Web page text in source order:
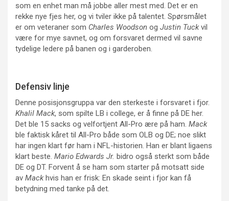
som en enhet man må jobbe aller mest med. Det er en
rekke nye fjes her, og vi tviler ikke på talentet. Spørsmålet
er om veteraner som Charles Woodson og Justin Tuckvil
være for mye savnet, og om forsvaret dermed vil savne
tydelige ledere på banen og i garderoben.
Defensiv linje
Denne posisjonsgruppa var den sterkeste i forsvaret i fjor.
Khalil Mack, som spilte LB i college, er å finne på DE her.
Det ble 15 sacks og velfortjent All-Pro ære på ham. Mack
ble faktisk kåret til All-Pro både som OLB og DE; noe slikt
har ingen klart før ham i NFL-historien. Han er blant ligaens
klart beste. Mario Edwards Jr. bidro også sterkt som både
DE og DT. Forvent å se ham som starter på motsatt side
av Mackhvis han er frisk: En skade seint i fjor kan få
betydning med tanke på det.